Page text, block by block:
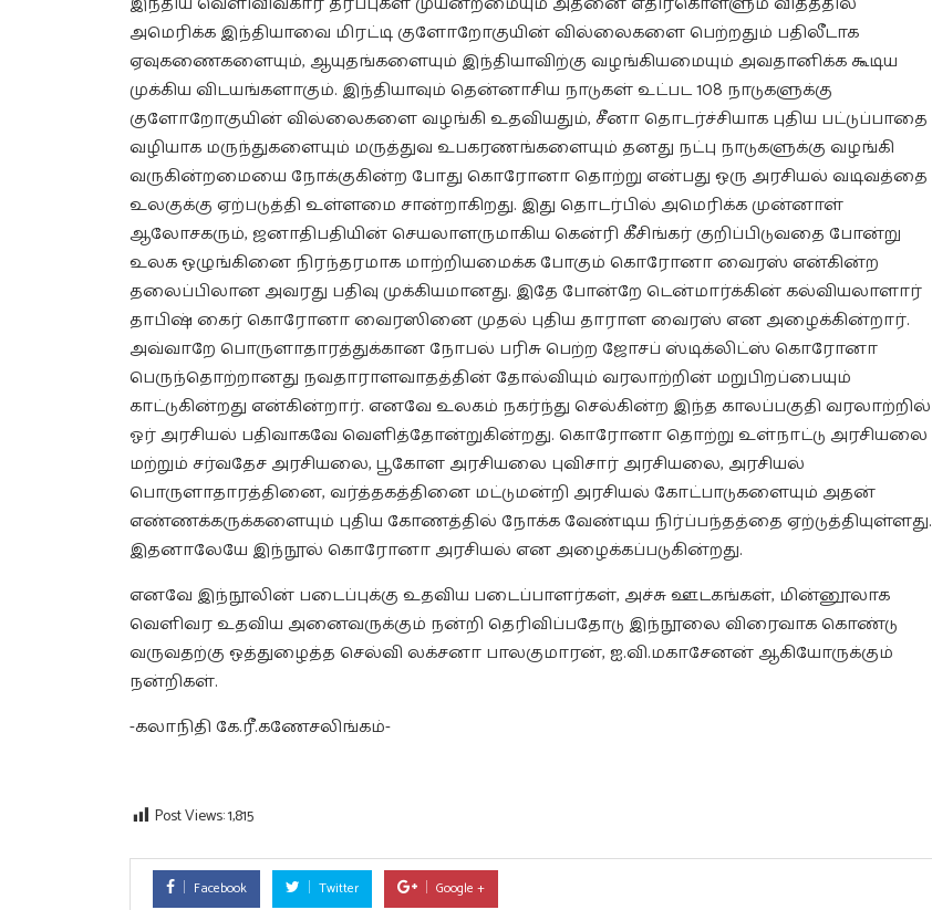
அமெரிக்க இந்தியாவை மிரட்டி குளோறோகுயின் வில்லைகளை பெற்றதும் பதிலீடாக
ஏவுகணைகளையும், ஆயுதங்களையும் இந்தியாவிற்கு வழங்கியமையும் அவதானிக்க கூடிய
முக்கிய விடயங்களாகும். இந்தியாவும் தென்னாசிய நாடுகள் உட்பட 108 நாடுகளுக்கு
குளோறோகுயின் வில்லைகளை வழங்கி உதவியதும், சீனா தொடர்ச்சியாக புதிய பட்டுப்பாதை
வழியாக மருந்துகளையும் மருத்துவ உபகரணங்களையும் தனது நட்பு நாடுகளுக்கு வழங்கி
வருகின்றமையை நோக்குகின்ற போது கொரோனா தொற்று என்பது ஒரு அரசியல் வடிவத்தை
உலகுக்கு ஏற்படுத்தி உள்ளமை சான்றாகிறது. இது தொடர்பில் அமெரிக்க முன்னாள்
ஆலோசகரும், ஜனாதிபதியின் செயலாளருமாகிய கென்ரி கீசிங்கர் குறிப்பிடுவதை போன்று
உலக ஒழுங்கினை நிரந்தரமாக மாற்றியமைக்க போகும் கொரோனா வைரஸ் என்கின்ற
தலைப்பிலான அவரது பதிவு முக்கியமானது. இதே போன்றே டென்மார்க்கின் கல்வியலாளார்
தாபிஷ் கைர் கொரோனா வைரஸினை முதல் புதிய தாராள வைரஸ் என அழைக்கின்றார்.
அவ்வாறே பொருளாதாரத்துக்கான நோபல் பரிசு பெற்ற ஜோசப் ஸ்டிக்லிட்ஸ் கொரோனா
பெருந்தொற்றானது நவதாராளவாதத்தின் தோல்வியும் வரலாற்றின் மறுபிறப்பையும்
காட்டுகின்றது என்கின்றார். எனவே உலகம் நகர்ந்து செல்கின்ற இந்த காலப்பகுதி வரலாற்றில்
ஓர் அரசியல் பதிவாகவே வெளித்தோன்றுகின்றது. கொரோனா தொற்று உள்நாட்டு அரசியலை
மற்றும் சர்வதேச அரசியலை, பூகோள அரசியலை புவிசார் அரசியலை, அரசியல்
பொருளாதாரத்தினை, வர்த்தகத்தினை மட்டுமன்றி அரசியல் கோட்பாடுகளையும் அதன்
எண்ணக்கருக்களையும் புதிய கோணத்தில் நோக்க வேண்டிய நிர்ப்பந்தத்தை ஏற்டுத்தியுள்ளது.
இதனாலேயே இந்நூல் கொரோனா அரசியல் என அழைக்கப்படுகின்றது.
எனவே இந்நூலின் படைப்புக்கு உதவிய படைப்பாளர்கள், அச்சு ஊடகங்கள், மின்னூலாக
வெளிவர உதவிய அனைவருக்கும் நன்றி தெரிவிப்பதோடு இந்நூலை விரைவாக கொண்டு
வருவதற்கு ஒத்துழைத்த செல்வி லக்சனா பாலகுமாரன், ஐ.வி.மகாசேனன் ஆகியோருக்கும்
நன்றிகள்.
-கலாநிதி கே.ரீ.கணேசலிங்கம்-
Post Views:1,815
Facebook Twitter Google +